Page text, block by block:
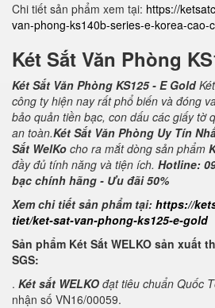
Chi tiết sản phẩm xem tại: https://
van-phong-ks140b-series-e-korea-cao-
Két Sắt Văn Phòng
Két Sắt Văn Phòng KS125 - E Gold
công ty hiện nay rất phổ biến và đóng
bảo quản tiền bạc, con dấu các giấy tờ
an toàn.Két Sắt Văn Phòng Uy Tín
Sắt WelKo cho ra mắt dòng sản phẩm
đầy đủ tính năng và tiện ích. Hotline:
bạc chính hãng - Ưu đãi 50%
Xem chi tiết sản phẩm tại: https://
tiet/ket-sat-van-phong-ks125-e-gold
Sản phẩm Két Sắt WELKO sản xuất
SGS:
. Két sắt WELKO đạt tiêu chuẩn Quốc
nhận số VN16/00059.